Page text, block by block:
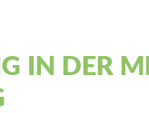
IN DER